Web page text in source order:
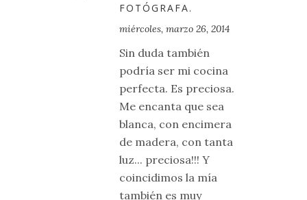
FOTÓGRAFA.
miércoles, marzo 26, 2014
Sin duda también
podría ser mi cocina
perfecta. Es preciosa.
Me encanta que sea
blanca, con encimera
de madera, con tanta
luz... preciosa!!! Y
coincidimos la mía
también es muy